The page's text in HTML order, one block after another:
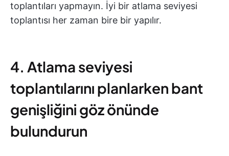
toplantıları yapmayın. İyi bir atlama seviyesi
toplantısı her zaman bire bir yapılır.
4. Atlama seviyesi
toplantılarını planlarken bant
genişliğini göz önünde
bulundurun